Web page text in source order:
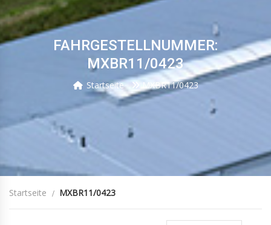
FAHRGESTELLNUMMER:
MXBR11/0423
Startseite MXBR11/0423
Startseite MXBR11/0423